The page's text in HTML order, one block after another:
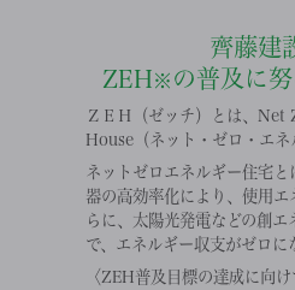
齊藤建
ZEH※ の普及に努
ＺＥＨ（ゼッチ）とは、Net
House（ネット・ゼロ・エネ
ネットゼロエネルギー住宅
器の高効率化により、使用エ
らに、太陽光発電などの創エ
で、エネルギー収支がゼロに
〈ZEH普及目標の達成に向け